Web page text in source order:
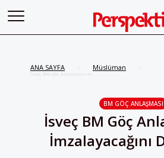
ANA SAYFA Müslüman
İsveç BM Göç Anlaşmasını
BM GÖÇ ANLAŞMASI
İsveç BM Göç
İmzalayacağını